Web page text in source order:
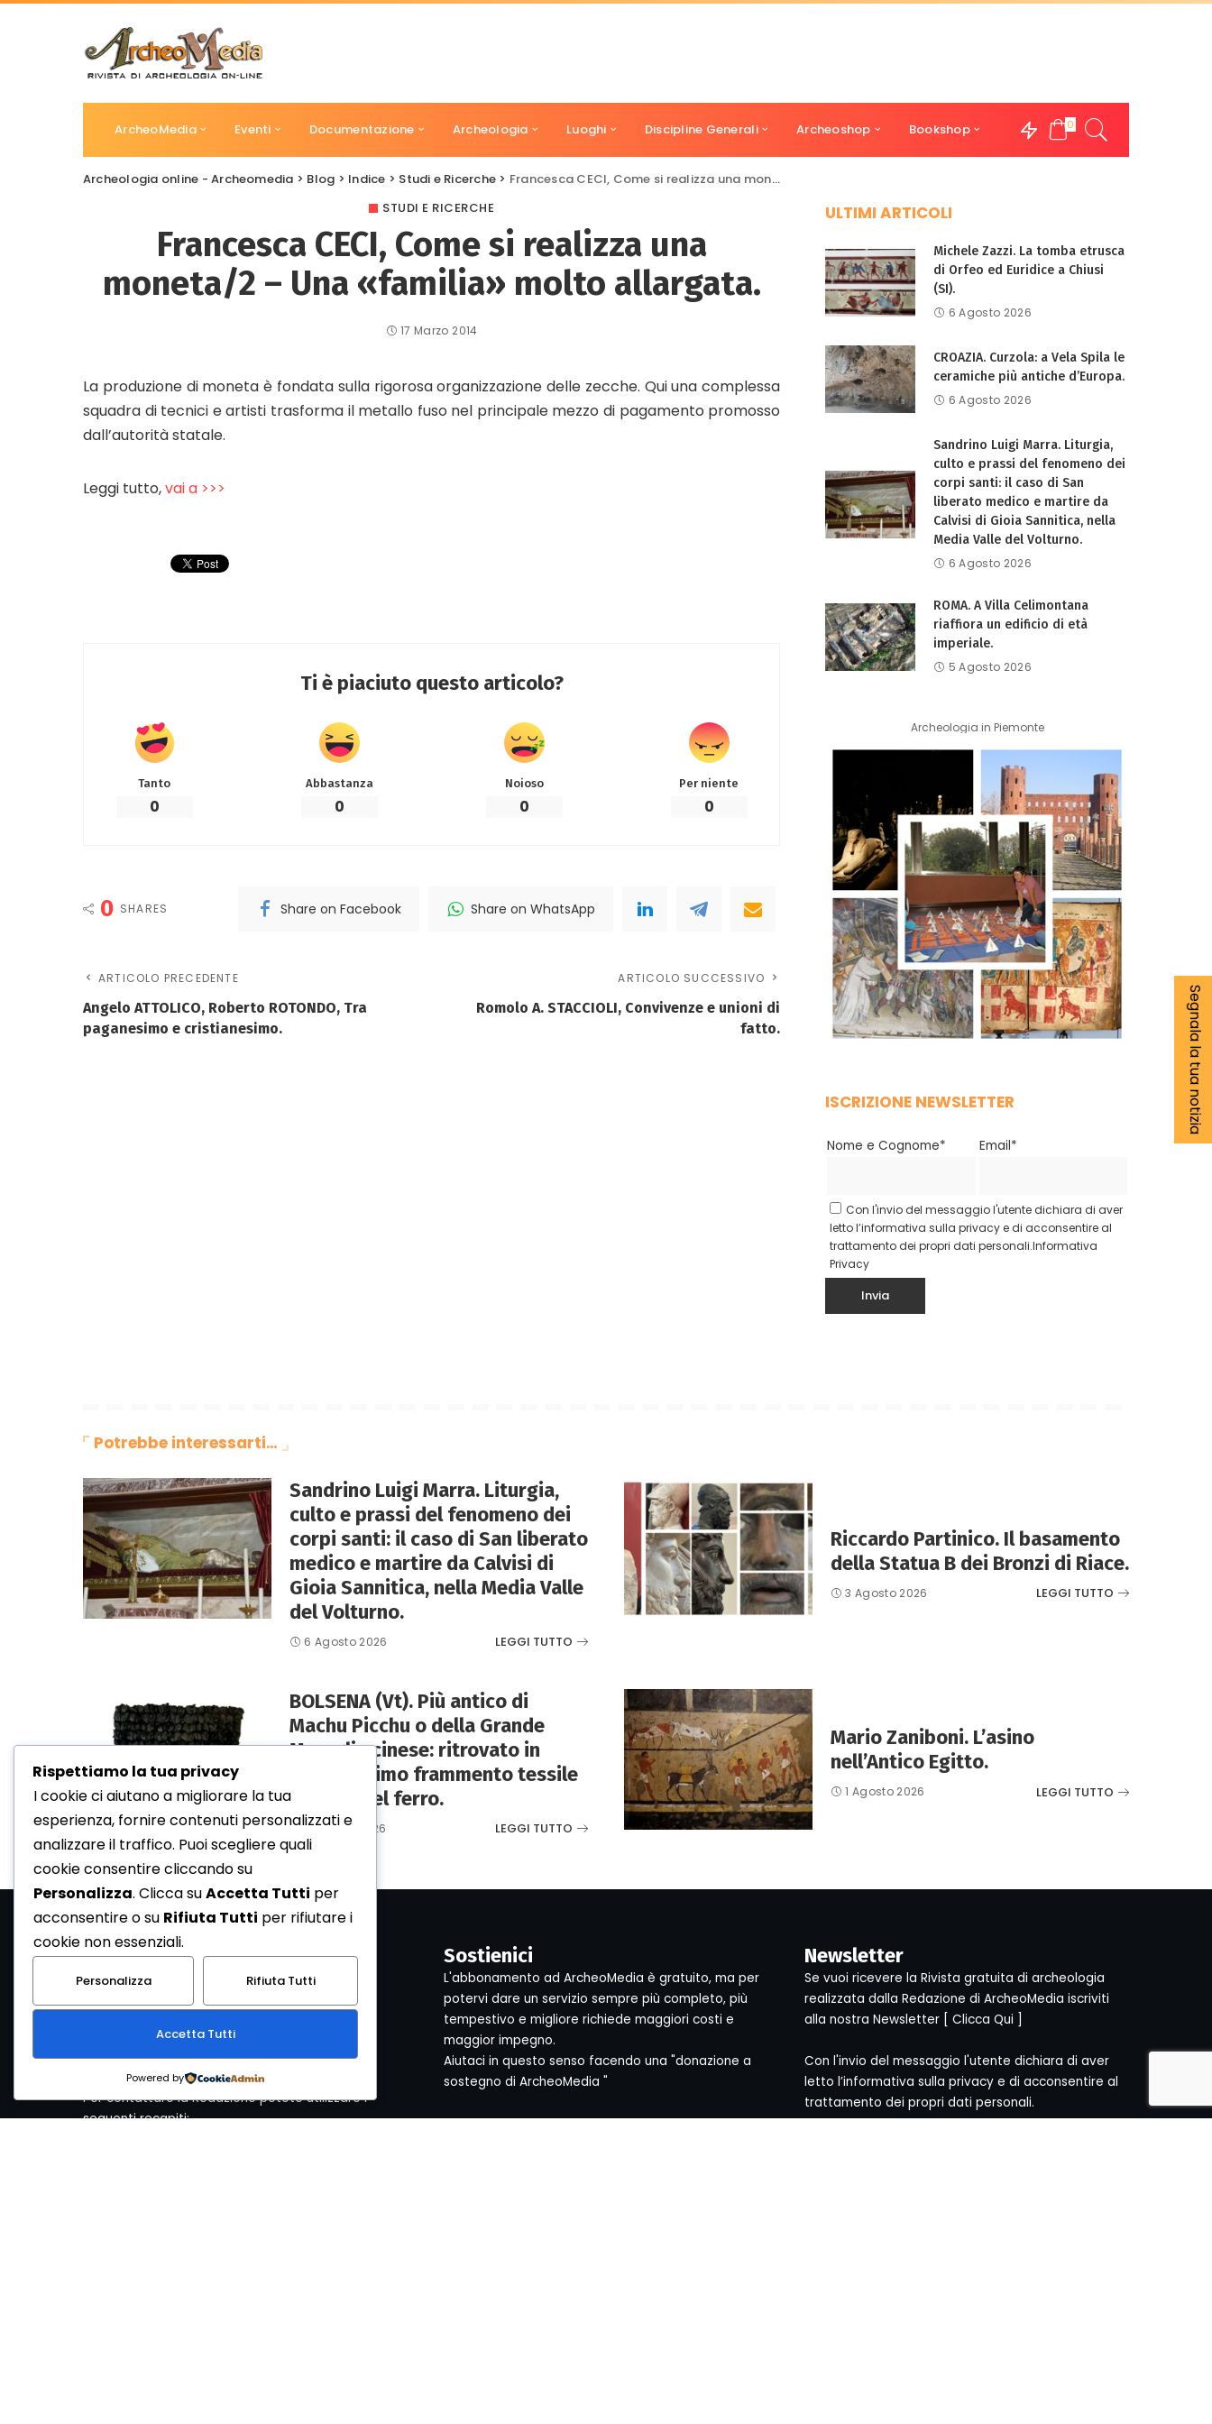
ArcheoMedia Eventi Documentazione Archeologia Luoghi Discipline Generali Archeoshop Bookshop 0
Archeologia online - Archeomedia > Blog > Indice > Studi e Ricerche > Francesca CECI, Come si realizza una moneta/2 – Una «familia» molto allargata.
STUDI E RICERCHE
Francesca CECI, Come si realizza una
moneta/2 – Una «familia» molto allargata.
17 Marzo 2014
La produzione di moneta è fondata sulla rigorosa organizzazione delle zecche. Qui una complessa
squadra di tecnici e artisti trasforma il metallo fuso nel principale mezzo di pagamento promosso
dall’autorità statale.
Leggi tutto,vai a >>>
Ti è piaciuto questo articolo?
Tanto
0
Abbastanza
0
Noioso
0
Per niente
0
0 SHARES Share on Facebook Share on WhatsApp
ARTICOLO PRECEDENTE
Angelo ATTOLICO, Roberto ROTONDO, Tra
paganesimo e cristianesimo.
ARTICOLO SUCCESSIVO
Romolo A. STACCIOLI, Convivenze e unioni di
fatto.
ULTIMI ARTICOLI
Michele Zazzi. La tomba etrusca
di Orfeo ed Euridice a Chiusi
(SI).
6 Agosto 2026
CROAZIA. Curzola: a Vela Spila le
ceramiche più antiche d’Europa.
6 Agosto 2026
Sandrino Luigi Marra. Liturgia,
culto e prassi del fenomeno dei
corpi santi: il caso di San
liberato medico e martire da
Calvisi di Gioia Sannitica, nella
Media Valle del Volturno.
6 Agosto 2026
ROMA. A Villa Celimontana
riaffiora un edificio di età
imperiale.
5 Agosto 2026
Archeologia in Piemonte
ISCRIZIONE NEWSLETTER
Nome e Cognome* Email*
Con l'invio del messaggio l'utente dichiara di aver
letto l’informativa sulla privacy e di acconsentire al
trattamento dei propri dati personali.Informativa
Privacy
Potrebbe interessarti…
Sandrino Luigi Marra. Liturgia,
culto e prassi del fenomeno dei
corpi santi: il caso di San liberato
medico e martire da Calvisi di
Gioia Sannitica, nella Media Valle
del Volturno.
6 Agosto 2026 LEGGI TUTTO
Riccardo Partinico. Il basamento
della Statua B dei Bronzi di Riace.
3 Agosto 2026 LEGGI TUTTO
BOLSENA (Vt). Più antico di
Machu Picchu o della Grande
Muraglia cinese: ritrovato in
Italia il primo frammento tessile
dell’Età del ferro.
3 Agosto 2026 LEGGI TUTTO
Mario Zaniboni. L’asino
nell’Antico Egitto.
1 Agosto 2026 LEGGI TUTTO
Segnala la tua notizia
ArcheoMedia è una rivista di archeologia
ideata da Mediares S.c.
Per contattare la Redazione potete utilizzare i
seguenti recapiti:
Sostienici
L'abbonamento ad ArcheoMedia è gratuito, ma per
potervi dare un servizio sempre più completo, più
tempestivo e migliore richiede maggiori costi e
maggior impegno.
Aiutaci in questo senso facendo una "donazione a
sostegno di ArcheoMedia "
Newsletter
Se vuoi ricevere la Rivista gratuita di archeologia
realizzata dalla Redazione di ArcheoMedia iscriviti
alla nostra Newsletter [ Clicca Qui ]
Con l'invio del messaggio l'utente dichiara di aver
letto l’informativa sulla privacy e di acconsentire al
trattamento dei propri dati personali.
Rispettiamo la tua privacy
I cookie ci aiutano a migliorare la tua
esperienza, fornire contenuti personalizzati e
analizzare il traffico. Puoi scegliere quali
cookie consentire cliccando su
Personalizza. Clicca suAccetta Tutti per
acconsentire o su Rifiuta Tutti per rifiutare i
cookie non essenziali.
Personalizza Rifiuta Tutti
Accetta Tutti
Powered by